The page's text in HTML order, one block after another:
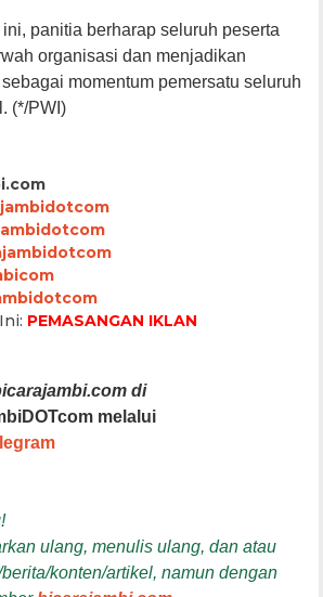
panitia berharap seluruh peserta
organisasi dan menjadikan
momentum pemersatu seluruh
(*/PWI)
PEMASANGAN IKLAN
di
melalui
ulang, menulis ulang, dan atau
konten/artikel, namun dengan